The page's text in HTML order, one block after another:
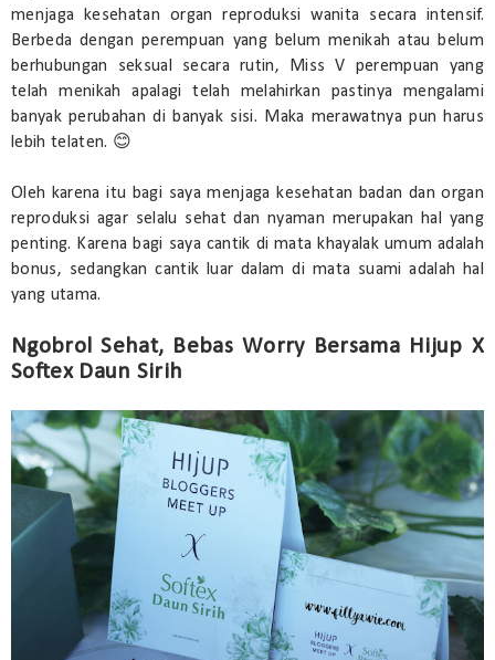
menjaga kesehatan organ reproduksi wanita secara intensif.
Berbeda dengan perempuan yang belum menikah atau belum
berhubungan seksual secara rutin, Miss V perempuan yang
telah menikah apalagi telah melahirkan pastinya mengalami
banyak perubahan di banyak sisi. Maka merawatnya pun harus
lebih telaten. 😊
Oleh karena itu bagi saya menjaga kesehatan badan dan organ
reproduksi agar selalu sehat dan nyaman merupakan hal yang
penting. Karena bagi saya cantik di mata khayalak umum adalah
bonus, sedangkan cantik luar dalam di mata suami adalah hal
yang utama.
Ngobrol Sehat, Bebas Worry Bersama Hijup X
Softex Daun Sirih